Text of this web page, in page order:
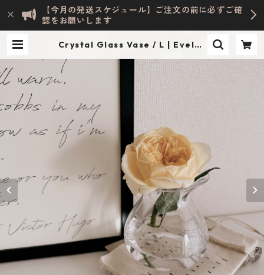
【今月の発送スケジュール】ご注文の前に必ずご確
認をお願いします
Crystal Glass Vase / L | Evelyn